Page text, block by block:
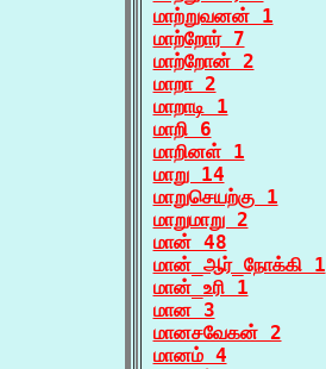
மாற்றுவனன் 1
மாற்றோர் 7
மாற்றோன் 2
மாறா 2
மாறாடி 1
மாறி 6
மாறினள் 1
மாறு 14
மாறுசெயற்கு 1
மாறுமாறு 2
மான் 48
மான்_ஆர்_நோக்கி 1
மான்_உரி 1
மான 3
மானசவேகன் 2
மானம் 4